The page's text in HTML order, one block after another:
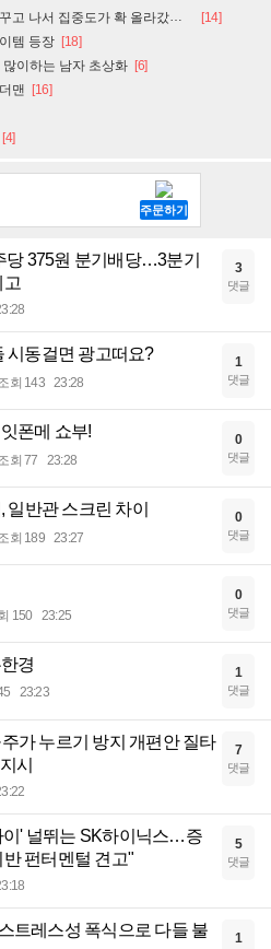
도가 확 올라갔다는 한 아파트의 안내방송 [14]
템 등장 [18]
이하는 남자 초상화 [6]
맨 [16]
[4]
당 375원 분기배당…3분기
고
3
댓글
시동걸면 광고떠요?
회 143 23:28
1
댓글
폰메 쇼부!
회 77 23:28
0
댓글
일반관 스크린 차이
회 189 23:27
0
댓글
150 23:25
0
댓글
경
23:23
1
댓글
주가 누르기 방지 개편안 질타
시
7
댓글
이' 널뛰는 SK하이닉스…증
반 펀터멘털 견고"
5
댓글
트레스성 폭식으로 다들 불
1